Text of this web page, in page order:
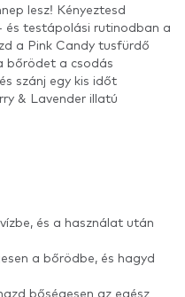
lesz! Kényeztesd
és testápolási rutinodban a
a Pink Candy tusfürdő
bőrödet a csodás
szánj egy kis időt
& Lavender illatú
és a használat után
a bőrödbe, és hagyd
bőségesen az egész